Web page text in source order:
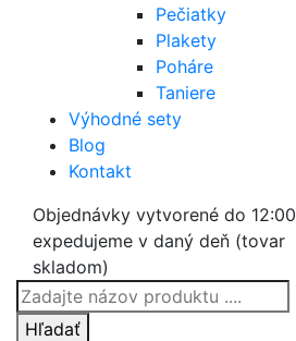
Pečiatky
Plakety
Poháre
Taniere
Výhodné sety
Blog
Kontakt
Objednávky vytvorené do 12:00
expedujeme v daný deň (tovar
skladom)
Products
search
Hľadať